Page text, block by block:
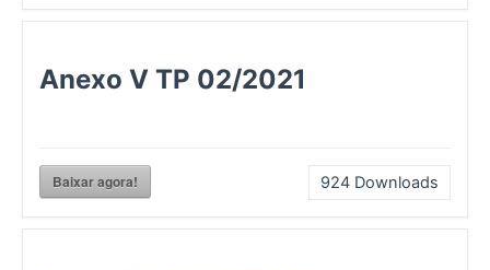
Anexo V TP 02/2021
Baixar agora! 924 Downloads